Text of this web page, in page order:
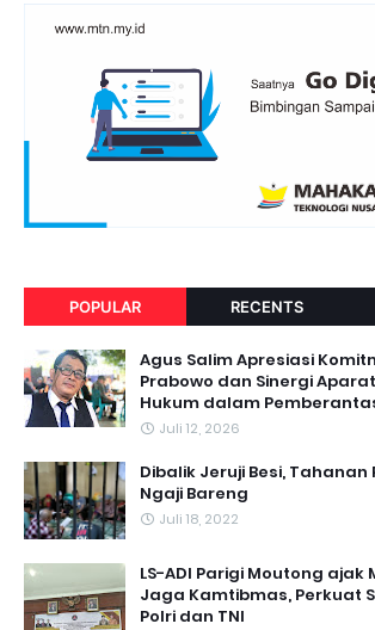
POPULAR RECENTS
Agus Salim Apresiasi
Prabowo dan Sinergi
Hukum dalam
Juli 12, 2026
Dibalik Jeruji Besi,
Ngaji Bareng
Juli 18, 2022
LS-ADI Parigi Moutong
Jaga Kamtibmas, Perkuat
Polri dan TNI